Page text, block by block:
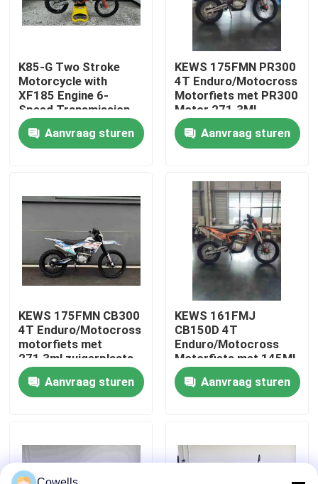
Huis
Producten
Fabrieksreis
Kwaliteitscontrole
bloggen
4 de Motorfietsen van slagenduro
Verzamelingsmotorfietsen
K85-G Two Stroke
Motorcycle with
XF185 Engine 6-
Speed Transmission
and Professional
Suspension for Off-
Road Adventure
Aanvraag sturen
KEWS 175FMN PR300
4T Enduro/Motocross
Motorfiets met PR300
Motor 271.3ML
Cilinderinhoud en
Elektrische Start
Aanvraag sturen
KEWS 175FMN CB300
4T Enduro/Motocross
motorfiets met
271,3ml zuigerplaats
Motocrossfiets
Aanvraag sturen
KEWS 161FMJ
CB150D 4T
Enduro/Motocross
Motorfiets met 145ML
Cilinderinhoud
Elektrische+Kick Start
en 5 Versnellingen
Aanvraag sturen